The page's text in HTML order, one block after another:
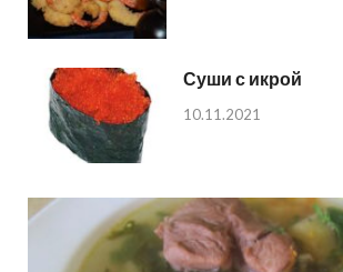
Суши с икрой
10.11.2021